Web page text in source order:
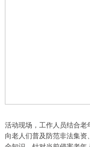
活动现场，工作人员结合老
向老人们普及防范非法集